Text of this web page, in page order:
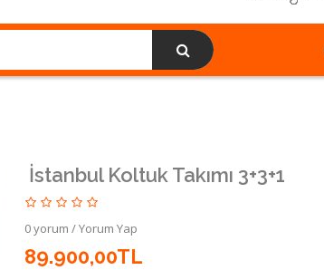
İstanbul Koltuk Takımı 3+3+1
0 yorum /Yorum Yap
89.900,00TL